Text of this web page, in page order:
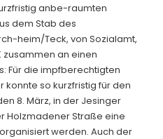
anbe-raumten
dem Stab des
heim/Teck, von Sozialamt,
zusammen an einen
Für die impfberechtigten
so kurzfristig für den
8. März, in der Jesinger
Holzmadener Straße eine
werden. Auch der